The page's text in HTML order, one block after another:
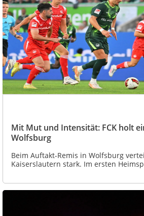
Mit Mut und Intensität: FCK holt
Wolfsburg
Beim Auftakt-Remis in Wolfsburg
Kaiserslautern stark. Im ersten